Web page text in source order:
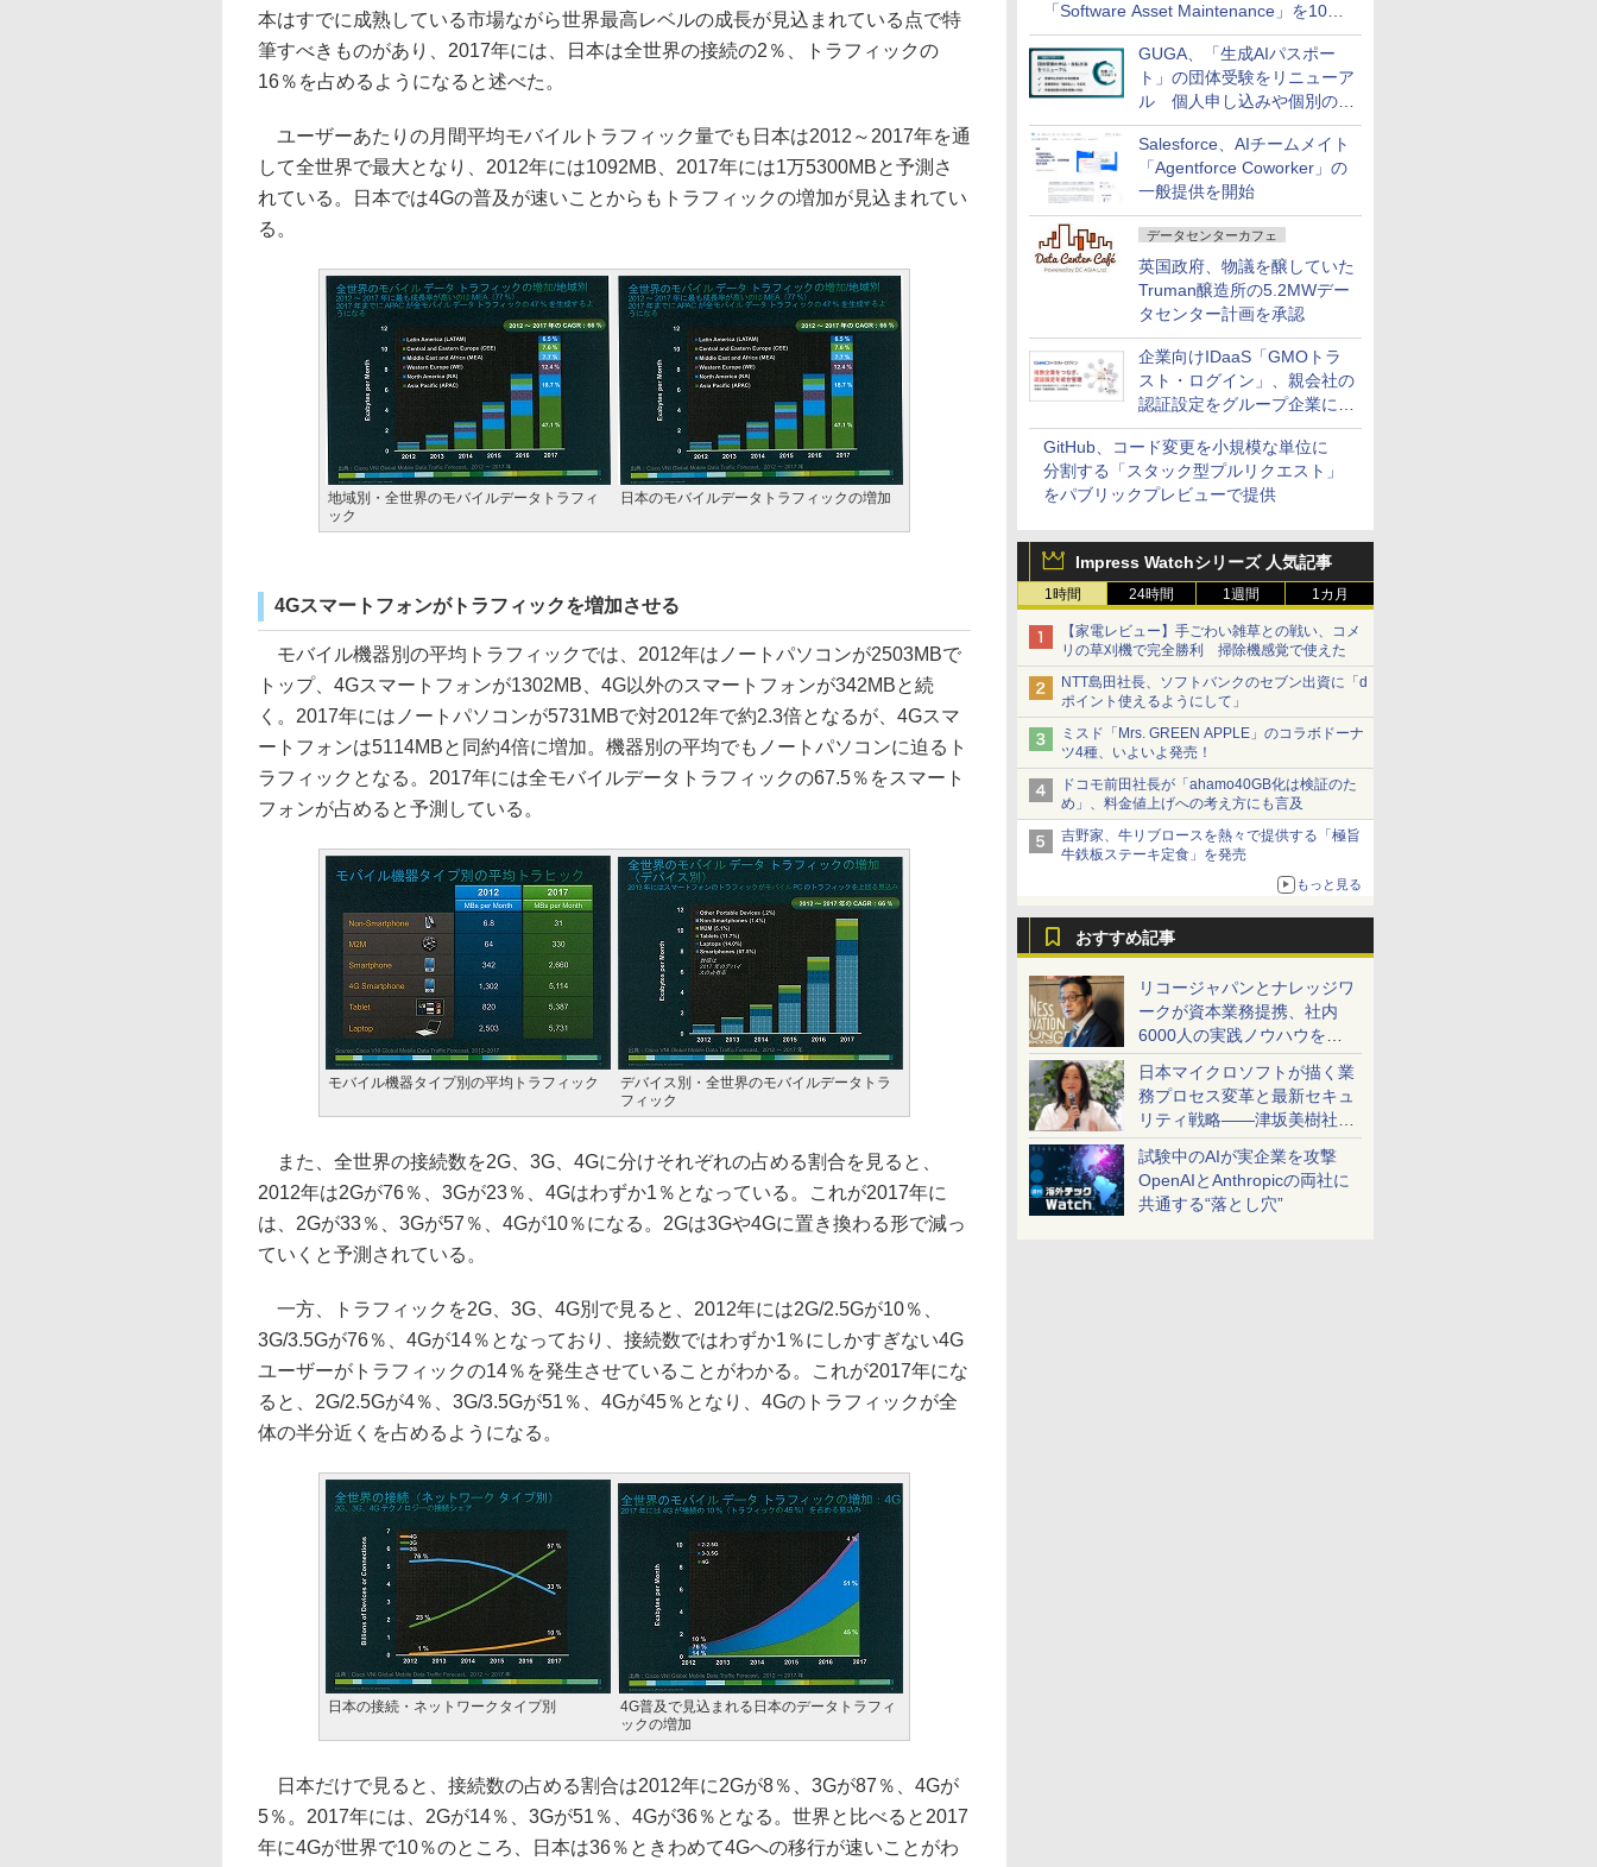
「Software Asset Maintenance」を10月
に発売
GUGA、「生成AIパスポー
ト」の団体受験をリニューア
ル 個人申し込みや個別の支
払いなどに対応
Salesforce、AIチームメイト
「Agentforce Coworker」の
一般提供を開始
データセンターカフェ
英国政府、物議を醸していた
Truman醸造所の5.2MWデー
タセンター計画を承認
企業向けIDaaS「GMOトラ
スト・ログイン」、親会社の
認証設定をグループ企業に展
開できる新機能を提供
GitHub、コード変更を小規模な単位に
分割する「スタック型プルリクエスト」
をパブリックプレビューで提供
Impress Watchシリーズ 人気記事
1時間 24時間 1週間 1カ月
【家電レビュー】手ごわい雑草との戦い、コメ
リの草刈機で完全勝利 掃除機感覚で使えた
NTT島田社長、ソフトバンクのセブン出資に「d
ポイント使えるようにして」
ミスド「Mrs. GREEN APPLE」のコラボドーナ
ツ4種、いよいよ発売！
ドコモ前田社長が「ahamo40GB化は検証のた
め」、料金値上げへの考え方にも言及
吉野家、牛リブロースを熱々で提供する「極旨
牛鉄板ステーキ定食」を発売
もっと見る
おすすめ記事
リコージャパンとナレッジワ
ークが資本業務提携、社内
6000人の実践ノウハウを生
かした「AI商談記録 for
RICOH」を展開へ
日本マイクロソフトが描く業
務プロセス変革と最新セキュ
リティ戦略――津坂美樹社長
が2027年度戦略を説明
試験中のAIが実企業を攻撃
OpenAIとAnthropicの両社に
共通する“落とし穴”
本はすでに成熟している市場ながら世界最高レベルの成長が見込まれている点で特
筆すべきものがあり、2017年には、日本は全世界の接続の2％、トラフィックの
16％を占めるようになると述べた。
ユーザーあたりの月間平均モバイルトラフィック量でも日本は2012～2017年を通
して全世界で最大となり、2012年には1092MB、2017年には1万5300MBと予測さ
れている。日本では4Gの普及が速いことからもトラフィックの増加が見込まれてい
る。
地域別・全世界のモバイルデータトラフィ
ック
日本のモバイルデータトラフィックの増加
4Gスマートフォンがトラフィックを増加させる
モバイル機器別の平均トラフィックでは、2012年はノートパソコンが2503MBで
トップ、4Gスマートフォンが1302MB、4G以外のスマートフォンが342MBと続
く。2017年にはノートパソコンが5731MBで対2012年で約2.3倍となるが、4Gスマ
ートフォンは5114MBと同約4倍に増加。機器別の平均でもノートパソコンに迫るト
ラフィックとなる。2017年には全モバイルデータトラフィックの67.5％をスマート
フォンが占めると予測している。
モバイル機器タイプ別の平均トラフィック
デバイス別・全世界のモバイルデータトラ
フィック
また、全世界の接続数を2G、3G、4Gに分けそれぞれの占める割合を見ると、
2012年は2Gが76％、3Gが23％、4Gはわずか1％となっている。これが2017年に
は、2Gが33％、3Gが57％、4Gが10％になる。2Gは3Gや4Gに置き換わる形で減っ
ていくと予測されている。
一方、トラフィックを2G、3G、4G別で見ると、2012年には2G/2.5Gが10％、
3G/3.5Gが76％、4Gが14％となっており、接続数ではわずか1％にしかすぎない4G
ユーザーがトラフィックの14％を発生させていることがわかる。これが2017年にな
ると、2G/2.5Gが4％、3G/3.5Gが51％、4Gが45％となり、4Gのトラフィックが全
体の半分近くを占めるようになる。
日本の接続・ネットワークタイプ別
4G普及で見込まれる日本のデータトラフィ
ックの増加
日本だけで見ると、接続数の占める割合は2012年に2Gが8％、3Gが87％、4Gが
5％。2017年には、2Gが14％、3Gが51％、4Gが36％となる。世界と比べると2017
年に4Gが世界で10％のところ、日本は36％ときわめて4Gへの移行が速いことがわ